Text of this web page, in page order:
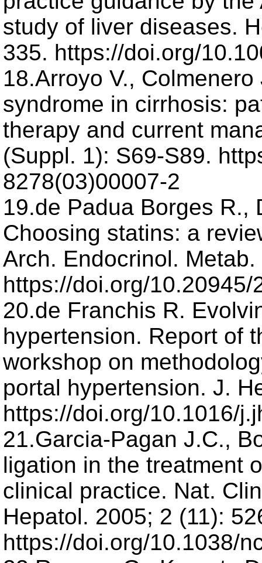
study of liver diseases.
335. https://doi.org/
18.Arroyo V.,
syndrome in cirrhosis:
therapy and current
(Suppl. 1): S69-S89.
8278(03)00007-2
19.de Padua Borges R.,
Choosing statins: a
Arch. Endocrinol.
https://doi.org/
20.de Franchis R.
hypertension. Report of
workshop on
portal hypertension. J.
https://doi.org/10.1016/
21.Garcia-Pagan J.C.,
ligation in the treatment
clinical practice. Nat.
Hepatol. 2005; 2 (11):
https://doi.org/10.1038/